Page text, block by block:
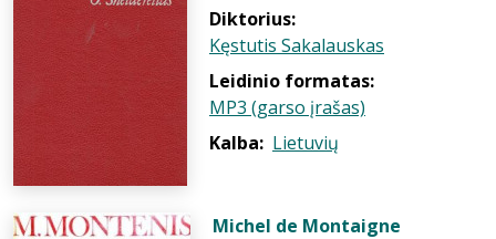
Diktorius:
Kęstutis Sakalauskas
Leidinio formatas:
MP3 (garso įrašas)
Kalba: Lietuvių
Michel de Montaigne